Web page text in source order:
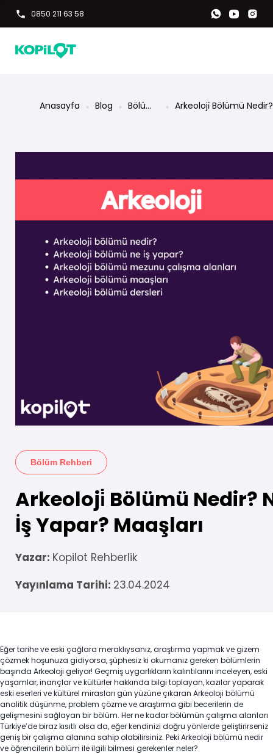
0850 211 63 58
Anasayfa Blog
Bölüm
Arkeoloji̇ Bölümü
Bölüm Rehberi
Arkeoloji̇ Bölümü Nedir?
İş Yapar? Maaşları
Yazar: Kopilot Rehberlik
Yayınlama Tarihi: 23.04.2024
Eğer tarihe ve eski çağlara meraklıysanız, araştırma yapmak ve gizem
çözmek hoşunuza gidiyorsa, şüphesiz ki okumanız gereken bölümlerin
başında Arkeoloji geliyor! Geçmiş uygarlıkların kalıntılarını inceleyen, eski
yaşamlar, inançlar ve kültürler hakkında bilgi toplayan, kazılar yaparak
eski eserleri ve kültürel mirasları gün yüzüne çıkaran Arkeoloji bölümü
analitik düşünme, problem çözme ve araştırma gibi becerilerin de
gelişmesini sağlayan bir bölüm. Her ne kadar bölümün çalışma alanları
Türkiye’de biraz kısıtlı olsa da, eğer kendinizi doğru yönlerde geliştirirseniz
geniş bir çalışma alanına sahip olabilirsiniz. Peki Arkeoloji bölümü nedir
ve öğrencilerin bölüm ile ilgili bilmesi gerekenler neler?